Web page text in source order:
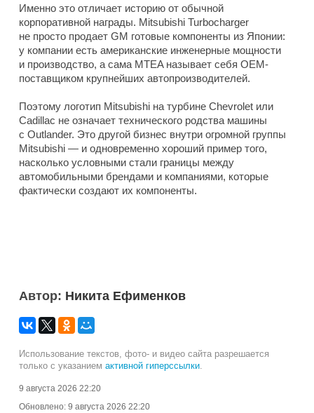
Именно это отличает историю от обычной
корпоративной награды. Mitsubishi Turbocharger
не просто продает GM готовые компоненты из Японии:
у компании есть американские инженерные мощности
и производство, а сама MTEA называет себя OEM-
поставщиком крупнейших автопроизводителей.
Поэтому логотип Mitsubishi на турбине Chevrolet или
Cadillac не означает технического родства машины
с Outlander. Это другой бизнес внутри огромной группы
Mitsubishi — и одновременно хороший пример того,
насколько условными стали границы между
автомобильными брендами и компаниями, которые
фактически создают их компоненты.
Автор: Никита Ефименков
Использование текстов, фото- и видео сайта разрешается
только с указанием активной гиперссылки
9 августа 2026 22:20
Обновлено: 9 августа 2026 22:20